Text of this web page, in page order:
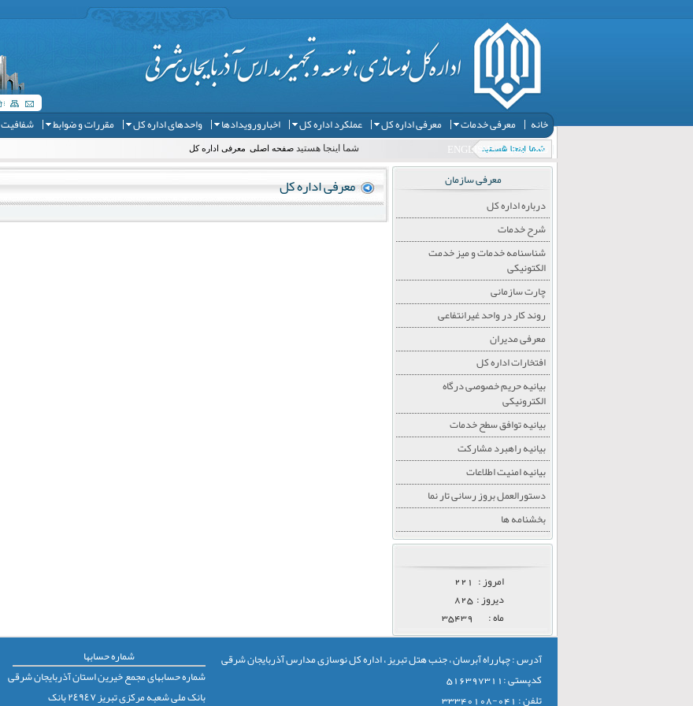
خانه معرفی خدمات معرفی اداره کل عملکرد اداره کل اخبارورویدادها واحدهای اداره کل مقررات و ضوابط شفافیت
نقشه سایت ENGLISH شما اینجا هستید صفحه اصلی معرفی اداره کل
معرفی سازمان
درباره اداره کل
شرح خدمات
شناسنامه خدمات و میز خدمت
الکتونیکی
چارت سازمانی
روند کار در واحد غیرانتفاعی
معرفی مدیران
افتخارات اداره کل
بیانیه حریم خصوصی درگاه
الکترونیکی
بیانیه توافق سطح خدمات
بیانیه راهبرد مشارکت
بیانیه امنیت اطلاعات
دستورالعمل بروز رسانی تار نما
بخشنامه ها
امروز : 221
ديروز : 825
ماه :
35439
معرفی اداره کل
آدرس : چهارراه آبرسان ، جنب هتل تبریز ، اداره کل نوسازی مدارس آذربایجان شرقی
کدپستی :516397311
تلفن : 041-33340108
شماره حسابها
شماره حسابهای مجمع خيرين استان آذربايجان شرقی
بانک ملی شعبه مرکزی تبريز ٢٤٩٤٧ بانک